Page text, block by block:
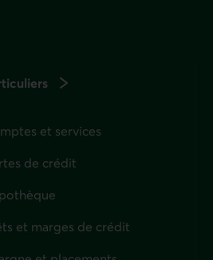
et services
de crédit
et marges de crédit